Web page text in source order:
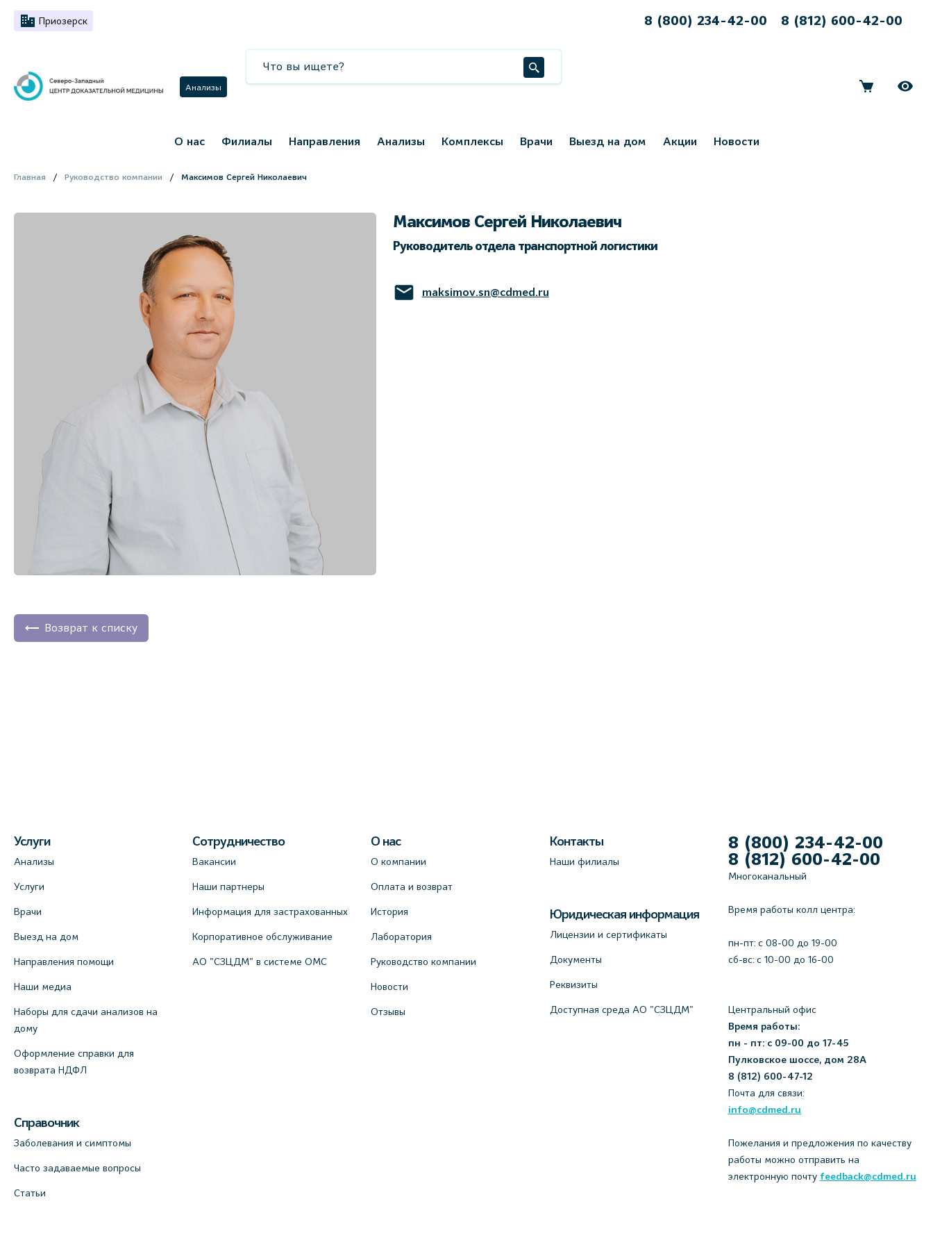
Приозерск 8 (800) 234-42-00 8 (812) 600-42-00
Анализы
О нас Филиалы Направления Анализы Комплексы Врачи Выезд на дом Акции Новости
Главная Руководство компании Максимов Сергей Николаевич
Максимов Сергей Николаевич
Руководитель отдела транспортной логистики
maksimov.sn@cdmed.ru
Возврат к списку
Услуги
Анализы
Услуги
Врачи
Выезд на дом
Направления помощи
Наши медиа
Наборы для сдачи анализов на
дому
Оформление справки для
возврата НДФЛ
Справочник
Заболевания и симптомы
Часто задаваемые вопросы
Статьи
Сотрудничество
Вакансии
Наши партнеры
Информация для застрахованных
Корпоративное обслуживание
АО "СЗЦДМ" в системе ОМС
О нас
О компании
Оплата и возврат
История
Лаборатория
Руководство компании
Новости
Отзывы
Контакты
Наши филиалы
Юридическая информация
Лицензии и сертификаты
Документы
Реквизиты
Доступная среда АО "СЗЦДМ"
8 (800) 234-42-00
8 (812) 600-42-00
Многоканальный
Время работы колл центра:
пн-пт: c 08-00 до 19-00
сб-вс: с 10-00 до 16-00
Центральный офис
Время работы:
пн - пт: с 09-00 до 17-45
Пулковское шоссе, дом 28А
8 (812) 600-47-12
Почта для связи:
info@cdmed.ru
Пожелания и предложения по качеству
работы можно отправить на
электронную почту feedback@cdmed.ru